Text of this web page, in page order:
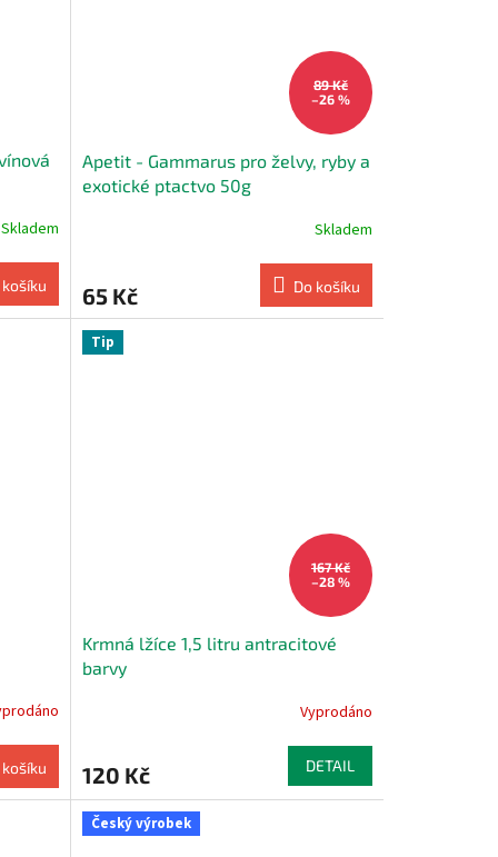
Skladem
89 Kč
–26 %
Apetit - Gammarus pro želvy, ryby a
exotické ptactvo 50g
Skladem
65 Kč Do košíku
Tip
167 Kč
–28 %
Krmná lžíce 1,5 litru antracitové
barvy
Vyprodáno
120 Kč DETAIL
Český výrobek